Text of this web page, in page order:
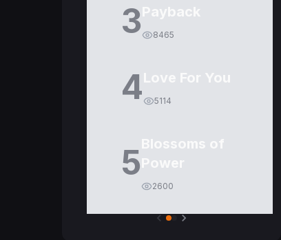
3Payback
8465
4Love For You
5114
5Blossoms of
Power
2600